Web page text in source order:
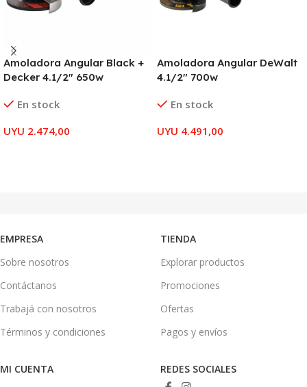
Amoladora Angular Black +
Decker 4.1/2″ 650w
En stock
UYU 2.474,00
Amoladora Angular DeWalt
4.1/2″ 700w
En stock
UYU 4.491,00
EMPRESA
Sobre nosotros
Contáctanos
Trabajá con nosotros
Términos y condiciones
TIENDA
Explorar productos
Promociones
Ofertas
Pagos y envíos
MI CUENTA
REDES SOCIALES